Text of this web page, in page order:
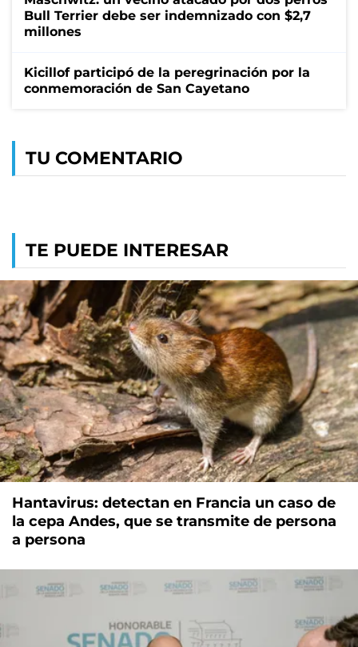
Bull Terrier debe ser indemnizado con $2,7
millones
Kicillof participó de la peregrinación por la
conmemoración de San Cayetano
TU COMENTARIO
TE PUEDE INTERESAR
Hantavirus: detectan en Francia un caso de
la cepa Andes, que se transmite de persona
a persona